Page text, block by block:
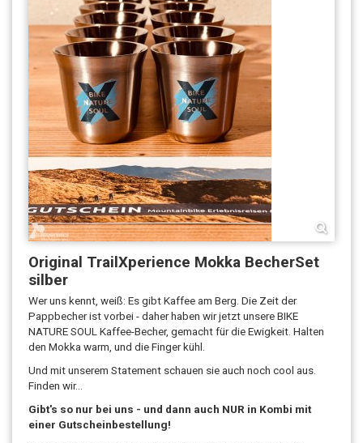
Original TrailXperience Mokka BecherSet
silber
Wer uns kennt, weiß: Es gibt Kaffee am Berg. Die Zeit der
Pappbecher ist vorbei - daher haben wir jetzt unsere BIKE
NATURE SOUL Kaffee-Becher, gemacht für die Ewigkeit. Halten
den Mokka warm, und die Finger kühl.
Und mit unserem Statement schauen sie auch noch cool aus.
Finden wir...
Gibt's so nur bei uns - und dann auch NUR in Kombi mit
einer Gutscheinbestellung!